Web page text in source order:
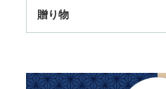
浮世絵・名画名作・古典
四季
赤ちゃん甚平
ステーショナリー
TokyoTokyo選定商品
のれん
贈り物
母の日ギフト